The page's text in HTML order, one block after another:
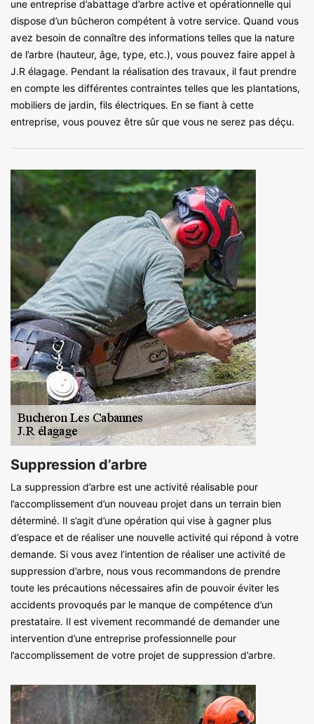
une entreprise d’abattage d’arbre active et opérationnelle qui
dispose d’un bûcheron compétent à votre service. Quand vous
avez besoin de connaître des informations telles que la nature
de l’arbre (hauteur, âge, type, etc.), vous pouvez faire appel à
J.R élagage. Pendant la réalisation des travaux, il faut prendre
en compte les différentes contraintes telles que les plantations,
mobiliers de jardin, fils électriques. En se fiant à cette
entreprise, vous pouvez être sûr que vous ne serez pas déçu.
Suppression d’arbre
La suppression d’arbre est une activité réalisable pour
l’accomplissement d’un nouveau projet dans un terrain bien
déterminé. Il s’agit d’une opération qui vise à gagner plus
d’espace et de réaliser une nouvelle activité qui répond à votre
demande. Si vous avez l’intention de réaliser une activité de
suppression d’arbre, nous vous recommandons de prendre
toute les précautions nécessaires afin de pouvoir éviter les
accidents provoqués par le manque de compétence d’un
prestataire. Il est vivement recommandé de demander une
intervention d’une entreprise professionnelle pour
l’accomplissement de votre projet de suppression d’arbre.